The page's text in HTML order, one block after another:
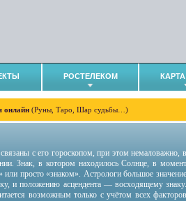
РОСТЕЛЕКОМ
онлайн (Руны, Таро, Шар судьбы…)
связаны с его гороскопом, при этом немаловажно, в
Знак, в котором находилось Солнце, в момент
просто «знаком». Астрологи большое значение
и положению асцендента — восходящему знаку.
возможным только с учётом всех факторов